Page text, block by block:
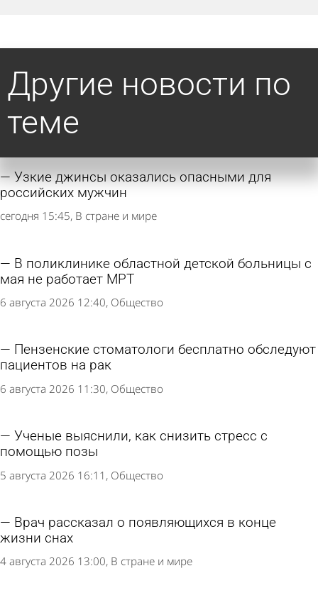
Другие новости по
теме
Узкие джинсы оказались опасными для
российских мужчин
сегодня 15:45 В стране и мире
В поликлинике областной детской больницы с
мая не работает МРТ
6 августа 2026 12:40 Общество
Пензенские стоматологи бесплатно обследуют
пациентов на рак
6 августа 2026 11:30 Общество
Ученые выяснили, как снизить стресс с
помощью позы
5 августа 2026 16:11 Общество
Врач рассказал о появляющихся в конце
жизни снах
4 августа 2026 13:00 В стране и мире